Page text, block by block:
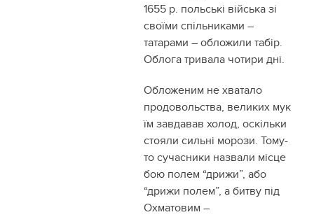
1655 р. польські війська зі
своїми спільниками –
татарами – обложили табір.
Облога тривала чотири дні.
Обложеним не хватало
продовольства, великих мук
їм завдавав холод, оскільки
стояли сильні морози. Тому-
то сучасники назвали місце
бою полем “дрижи”, або
“дрижи полем”, а битву під
Охматовим –